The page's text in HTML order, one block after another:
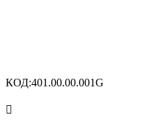
КОД:401.00.00.001G
